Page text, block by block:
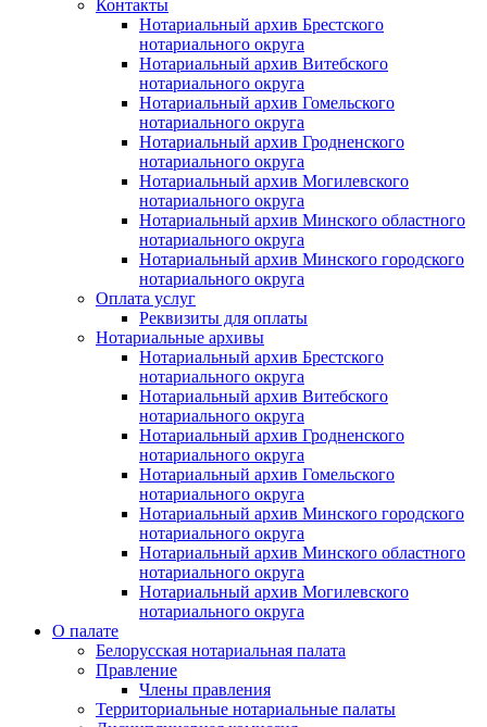
Контакты
Нотариальный архив Брестского
нотариального округа
Нотариальный архив Витебского
нотариального округа
Нотариальный архив Гомельского
нотариального округа
Нотариальный архив Гродненского
нотариального округа
Нотариальный архив Могилевского
нотариального округа
Нотариальный архив Минского областного
нотариального округа
Нотариальный архив Минского городского
нотариального округа
Оплата услуг
Реквизиты для оплаты
Нотариальные архивы
Нотариальный архив Брестского
нотариального округа
Нотариальный архив Витебского
нотариального округа
Нотариальный архив Гродненского
нотариального округа
Нотариальный архив Гомельского
нотариального округа
Нотариальный архив Минского городского
нотариального округа
Нотариальный архив Минского областного
нотариального округа
Нотариальный архив Могилевского
нотариального округа
О палате
Белорусская нотариальная палата
Правление
Члены правления
Территориальные нотариальные палаты